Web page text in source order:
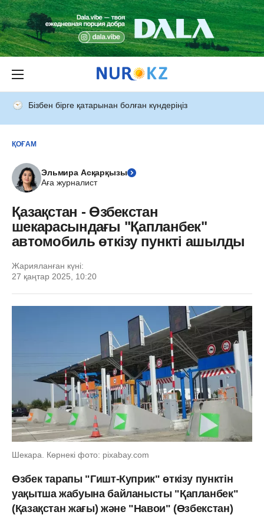
Бізбен бірге қатарынан болған күндеріңіз
ҚОҒАМ
Эльмира Асқарқызы
Аға журналист
Қазақстан - Өзбекстан
шекарасындағы "Қапланбек"
автомобиль өткізу пункті ашылды
Жарияланған күні:
27 қаңтар 2025, 10:20
Шекара. Көрнекі фото: pixabay.com
Өзбек тарапы "Гишт-Куприк" өткізу пунктін
уақытша жабуына байланысты "Қапланбек"
(Қазақстан жағы) және "Навои" (Өзбекстан)